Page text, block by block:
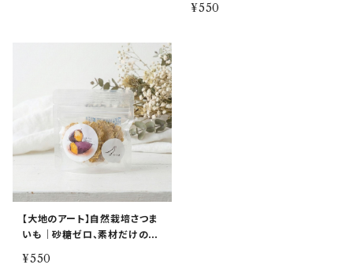
¥550
【大地のアート】自然栽培さつま
いも｜砂糖ゼロ、素材だけの甘
み。
¥550